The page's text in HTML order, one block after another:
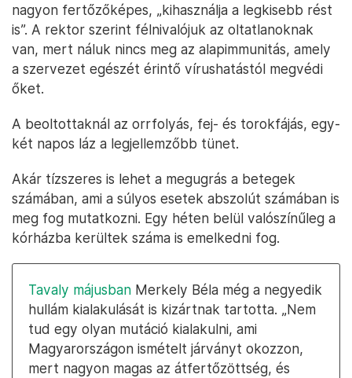
nagyon fertőzőképes, „kihasználja a legkisebb rést
is”. A rektor szerint félnivalójuk az oltatlanoknak
van, mert náluk nincs meg az alapimmunitás, amely
a szervezet egészét érintő vírushatástól megvédi
őket.
A beoltottaknál az orrfolyás, fej- és torokfájás, egy-
két napos láz a legjellemzőbb tünet.
Akár tízszeres is lehet a megugrás a betegek
számában, ami a súlyos esetek abszolút számában is
meg fog mutatkozni. Egy héten belül valószínűleg a
kórházba kerültek száma is emelkedni fog.
Tavaly májusban Merkely Béla még a negyedik
hullám kialakulását is kizártnak tartotta. „Nem
tud egy olyan mutáció kialakulni, ami
Magyarországon ismételt járványt okozzon,
mert nagyon magas az átfertőzöttség, és